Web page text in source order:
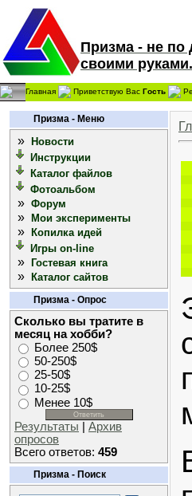
Призма - не по
своими
Главная Приветствую Вас Гость
Призма - Меню
»
Новости
Инструкции
Каталог файлов
Фотоальбом
» Форум
» Мои эксперименты
»
Копилка идей
Игры on-line
» Гостевая книга
» Каталог сайтов
Призма - Опрос
Сколько вы тратите в
месяц на хобби?
Более 250$
50-250$
25-50$
10-25$
Менее 10$
Результаты
Архив
опросов
Всего ответов: 459
Призма - Поиск